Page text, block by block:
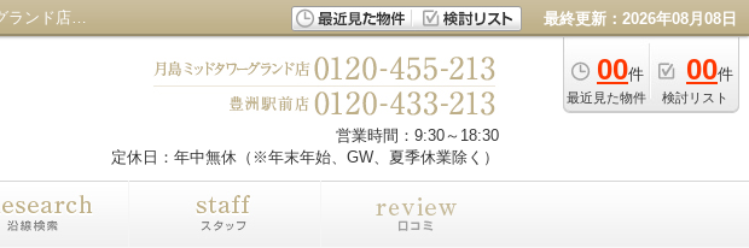
秋葉原駅の不動産一覧｜センチュリー21ロータスアセットパートナーズ月島ミッドタワーグランド店・豊洲駅前店 最終更新：2026年08月08日
00件
最近見た物件
00件
検討リスト
営業時間：9:30～18:30
定休日：年中無休（※年末年始、GW、夏季休業除く）